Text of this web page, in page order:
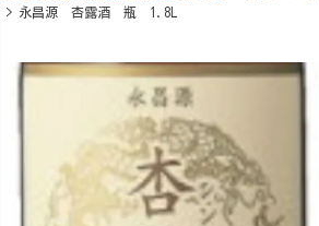
永昌源 杏露酒 瓶 1.8L